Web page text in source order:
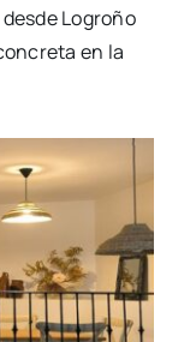
Logroño
en la